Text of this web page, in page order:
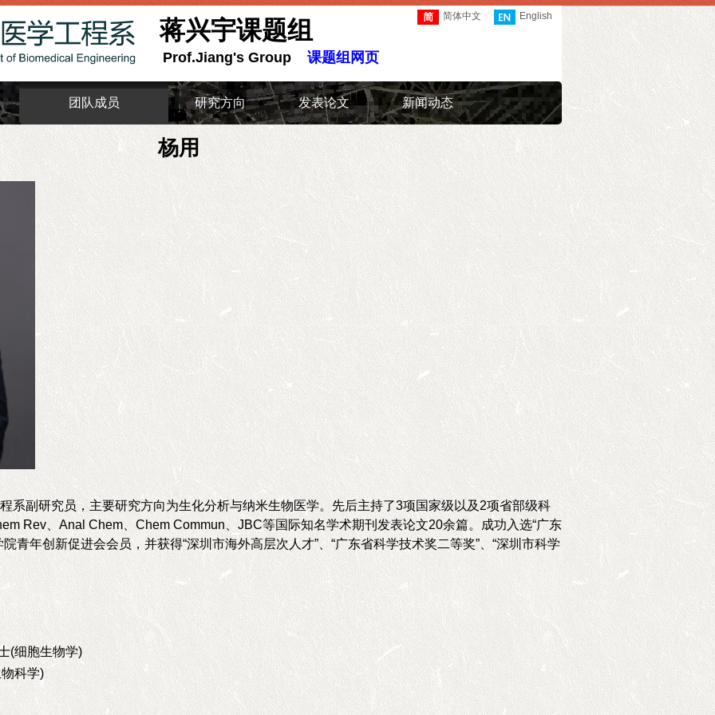
简体中文 English
团队成员 研究方向 发表论文 新闻动态
蒋兴宇课题组
Prof.Jiang's Group 课题组网页
杨用
系副研究员，主要研究方向为生化分析与纳米生物医学。先后主持了3项国家级以及2项省部级科
Rev、 Anal Chem、Chem Commun、 JBC等国际知名学术期刊发表论文20余篇。成功入选“广东
青年创新促进会会员，并获得“深圳市海外高层次人才” 、 “广东省科学技术奖二等奖”、 “深圳市科学
(细胞生物学)
科学)